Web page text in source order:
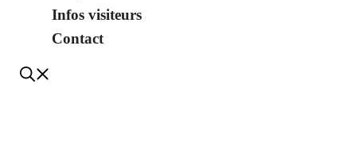
Infos visiteurs
Contact